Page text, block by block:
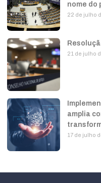
nome do
22 de julho
21 de julho
amplia
17 de julho